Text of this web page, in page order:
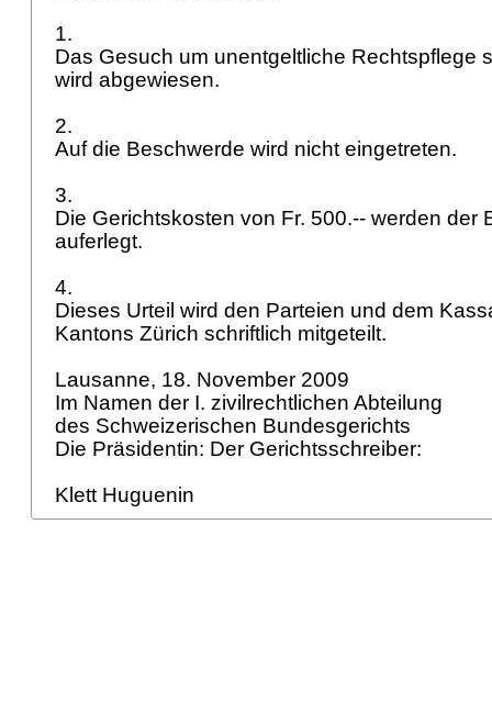
1.
Das Gesuch um unentgeltliche Rechtspflege
wird abgewiesen.
2.
Auf die Beschwerde wird nicht eingetreten.
3.
Die Gerichtskosten von Fr. 500.-- werden der
auferlegt.
4.
Dieses Urteil wird den Parteien und dem
Kantons Zürich schriftlich mitgeteilt.
Lausanne, 18. November 2009
Im Namen der I. zivilrechtlichen Abteilung
des Schweizerischen Bundesgerichts
Die Präsidentin: Der Gerichtsschreiber:
Klett Huguenin